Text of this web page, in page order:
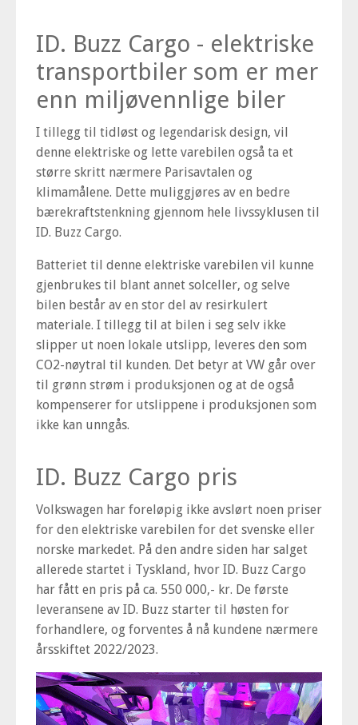
ID. Buzz Cargo - elektriske
transportbiler som er mer
enn miljøvennlige biler
I tillegg til tidløst og legendarisk design, vil
denne elektriske og lette varebilen også ta et
større skritt nærmere Parisavtalen og
klimamålene. Dette muliggjøres av en bedre
bærekraftstenkning gjennom hele livssyklusen til
ID. Buzz Cargo.
Batteriet til denne elektriske varebilen vil kunne
gjenbrukes til blant annet solceller, og selve
bilen består av en stor del av resirkulert
materiale. I tillegg til at bilen i seg selv ikke
slipper ut noen lokale utslipp, leveres den som
CO2-nøytral til kunden. Det betyr at VW går over
til grønn strøm i produksjonen og at de også
kompenserer for utslippene i produksjonen som
ikke kan unngås.
ID. Buzz Cargo pris
Volkswagen har foreløpig ikke avslørt noen priser
for den elektriske varebilen for det svenske eller
norske markedet. På den andre siden har salget
allerede startet i Tyskland, hvor ID. Buzz Cargo
har fått en pris på ca. 550 000,- kr. De første
leveransene av ID. Buzz starter til høsten for
forhandlere, og forventes å nå kundene nærmere
årsskiftet 2022/2023.